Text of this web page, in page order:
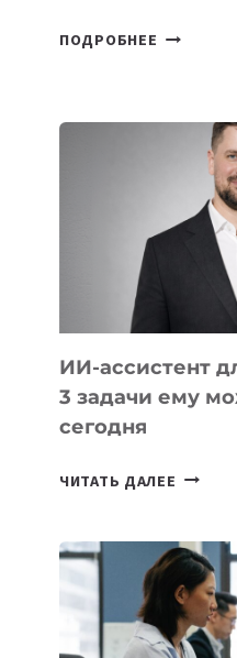
ПОДРОБНЕЕ
КОТОРЫЕ
ИИ-ассистент
3 задачи ему
сегодня
ЧИТАТЬ ДАЛЕЕ ИИ-
КАКИЕ
3
ЗАДАЧИ